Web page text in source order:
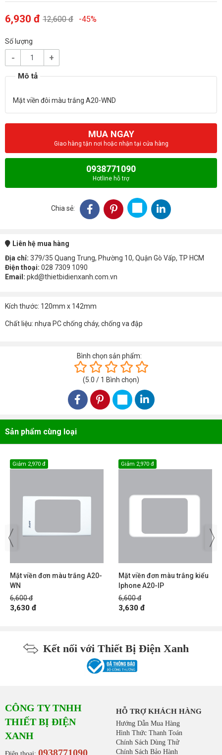
6,930 đ 12,600 đ -45%
Số lượng
- +
MUA NGAY
Giao hàng tận nơi hoặc nhận tại cửa hàng
0938771090
Hotline hỗ trợ
Chia sẻ:
Liên hệ mua hàng
Địa chỉ: 379/35 Quang Trung, Phường 10, Quận Gò Vấp, TP HCM
Điện thoại: 028 7309 1090
Email: pkd@thietbidienxanh.com.vn
Kích thước: 120mm x 142mm
Chất liệu: nhựa PC chống cháy, chống va đập
Bình chọn sản phẩm:
(5.0 / 1 Bình chọn)
Sản phẩm cùng loại
Mặt viền đơn màu trắng A20-
WN
6,600 đ
Giảm 2,970 đ
3,630 đ
Mặt viền đơn màu trắng kiểu
Iphone A20-IP
6,600 đ
Giảm 2,970 đ
3,630 đ
Kết nối với Thiết Bị Điện Xanh
CÔNG TY TNHH
THIẾT BỊ ĐIỆN
XANH
Điện thoại: 0938771090
HỖ TRỢ KHÁCH HÀNG
Hướng Dẫn Mua Hàng
Hình Thức Thanh Toán
Chính Sách Dùng Thử
Chính Sách Bảo Hành